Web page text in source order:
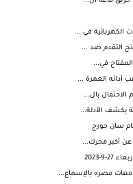
الكهربائية في ...
التقدم ضد ...
المفتاح في...
أدائه العمرة ...
الاحتفال بال...
يكشف الأدلة...
سان جورج
9-2023
مصر» بالإسماع...